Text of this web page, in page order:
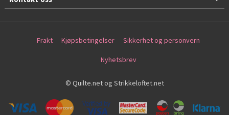
Frakt Kjøpsbetingelser Sikkerhet og personvern
Nyhetsbrev
© Quilte.net og Strikkeloftet.net